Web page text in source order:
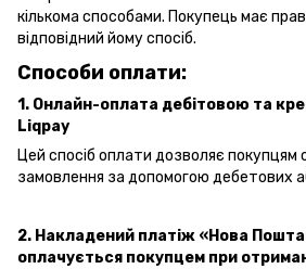
кількома способами. Покупець має
відповідний йому спосіб.
Способи оплати:
1. Онлайн-оплата дебітовою та
Liqpay
Цей спосіб оплати дозволяє покупцям
замовлення за допомогою дебетових
2. Накладений платіж «Нова
оплачується покупцем при